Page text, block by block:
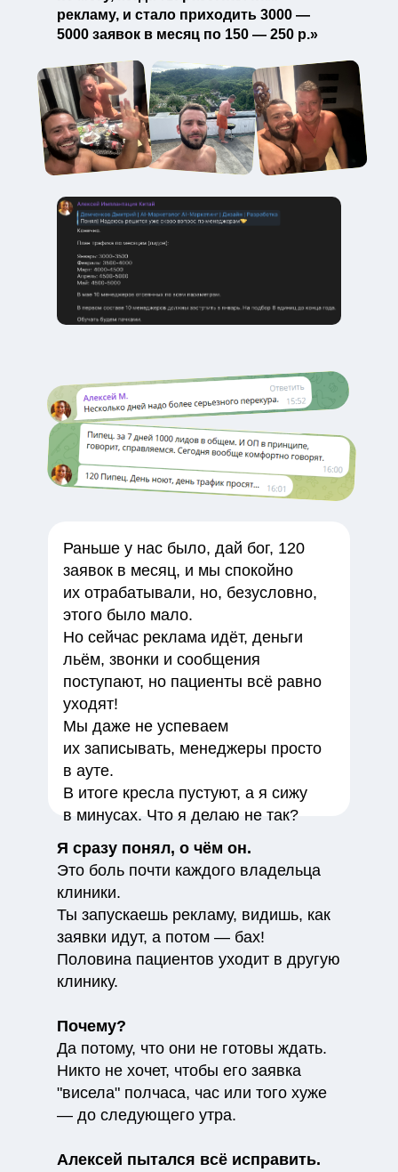
рекламу, и стало приходить 3000 —
5000 заявок в месяц по 150 — 250 р.»
Раньше у нас было, дай бог, 120
заявок в месяц, и мы спокойно
их отрабатывали, но, безусловно,
этого было мало.
Но сейчас реклама идёт, деньги
льём, звонки и сообщения
поступают, но пациенты всё равно
уходят!
Мы даже не успеваем
их записывать, менеджеры просто
в ауте.
В итоге кресла пустуют, а я сижу
в минусах. Что я делаю не так?
Я сразу понял, о чём он.
Это боль почти каждого владельца
клиники.
Ты запускаешь рекламу, видишь, как
заявки идут, а потом — бах!
Половина пациентов уходит в другую
клинику.
Почему?
Да потому, что они не готовы ждать.
Никто не хочет, чтобы его заявка
"висела" полчаса, час или того хуже
— до следующего утра.
Алексей пытался всё исправить.